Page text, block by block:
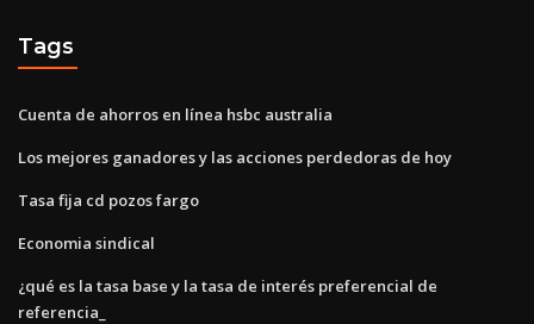
Tags
Cuenta de ahorros en línea hsbc australia
Los mejores ganadores y las acciones perdedoras de hoy
Tasa fija cd pozos fargo
Economia sindical
¿qué es la tasa base y la tasa de interés preferencial de
referencia_